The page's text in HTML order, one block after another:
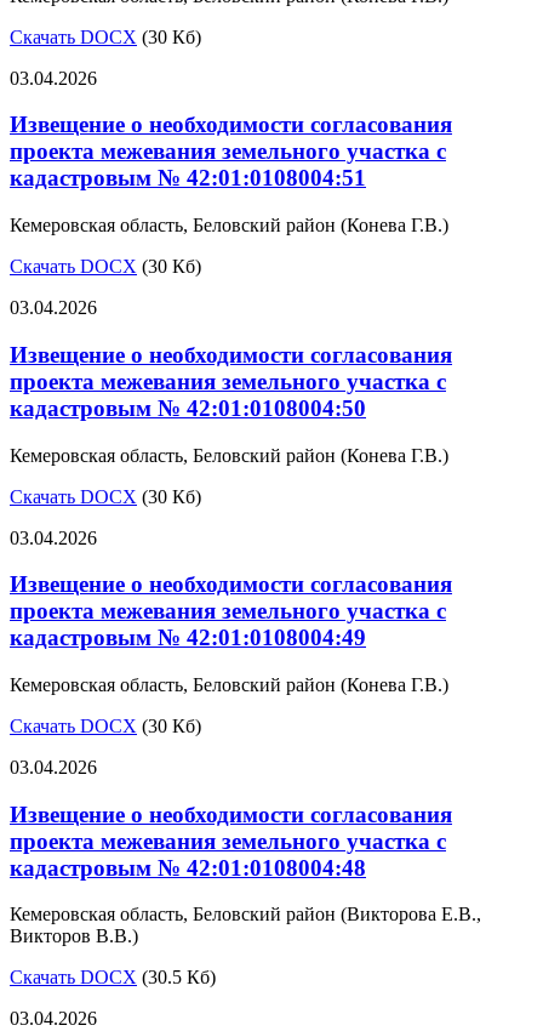
Скачать DOCX (30 Кб)
03.04.2026
Извещение о необходимости согласования
проекта межевания земельного участка с
кадастровым № 42:01:0108004:51
Кемеровская область, Беловский район (Конева Г.В.)
Скачать DOCX (30 Кб)
03.04.2026
Извещение о необходимости согласования
проекта межевания земельного участка с
кадастровым № 42:01:0108004:50
Кемеровская область, Беловский район (Конева Г.В.)
Скачать DOCX (30 Кб)
03.04.2026
Извещение о необходимости согласования
проекта межевания земельного участка с
кадастровым № 42:01:0108004:49
Кемеровская область, Беловский район (Конева Г.В.)
Скачать DOCX (30 Кб)
03.04.2026
Извещение о необходимости согласования
проекта межевания земельного участка с
кадастровым № 42:01:0108004:48
Кемеровская область, Беловский район (Викторова Е.В.,
Викторов В.В.)
Скачать DOCX (30.5 Кб)
03.04.2026